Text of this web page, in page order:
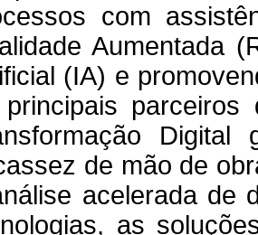
com
Aumentada
(IA) e
de mão de
acelerada de
as